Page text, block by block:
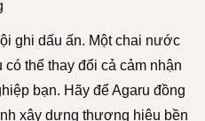
ghi dấu ấn. Một chai nước
thể thay đổi cả cảm nhận
bạn. Hãy để Agaru đồng
xây dựng thương hiệu bền